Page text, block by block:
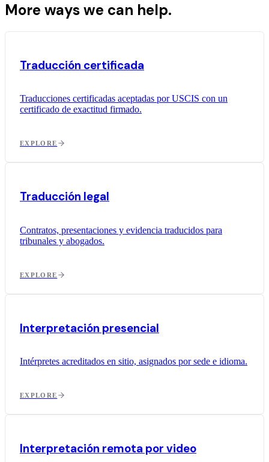
More ways we can help.
Traducción certificada
Traducciones certificadas aceptadas por USCIS con un
certificado de exactitud firmado.
EXPLORE
Traducción legal
Contratos, presentaciones y evidencia traducidos para
tribunales y abogados.
EXPLORE
Interpretación presencial
Intérpretes acreditados en sitio, asignados por sede e idioma.
EXPLORE
Interpretación remota por video